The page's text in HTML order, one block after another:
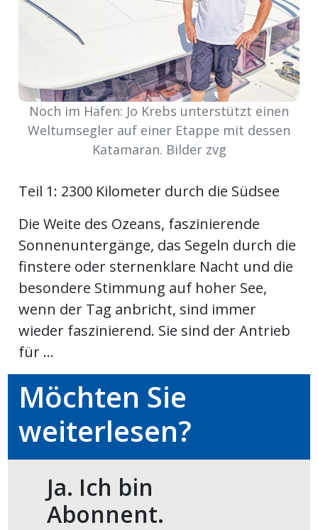
App
Fussball
Noch im Hafen: Jo Krebs unterstützt einen
Weltumsegler auf einer Etappe mit dessen
Katamaran. Bilder zvg
Teil 1: 2300 Kilometer durch die Südsee
Die Weite des Ozeans, faszinierende
Sonnenuntergänge, das Segeln durch die
finstere oder sternenklare Nacht und die
besondere Stimmung auf hoher See,
wenn der Tag anbricht, sind immer
wieder faszinierend. Sie sind der Antrieb
für ...
Möchten Sie
weiterlesen?
Ja. Ich bin
Abonnent.